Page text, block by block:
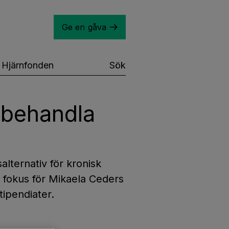
Ge en gåva
Hjärnfonden Sök
för kronisk
för Mikaela Ceders